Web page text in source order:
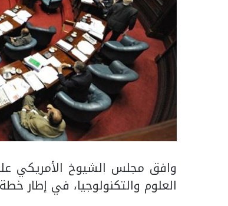
وافق مجلس الشيوخ الأمريكي
العلوم والتكنولوجيا، في إطار